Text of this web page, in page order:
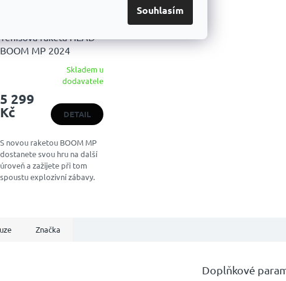
Souhlasím
Tenisová raketa HEAD
BOOM MP 2024
produktu
je
5
hvězdiček.
Skladem u
dodavatele
5 299
Kč
DETAIL
S novou raketou BOOM MP
dostanete svou hru na další
úroveň a zažijete při tom
spoustu explozivní zábavy.
Značka
Doplňkové